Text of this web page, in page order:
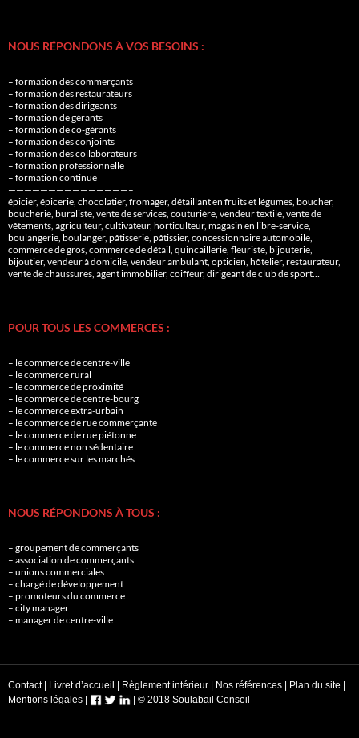
NOUS RÉPONDONS À VOS BESOINS :
– formation des commerçants
– formation des restaurateurs
– formation des dirigeants
– formation de gérants
– formation de co-gérants
– formation des conjoints
– formation des collaborateurs
– formation professionnelle
– formation continue
———————————————–
épicier, épicerie, chocolatier, fromager, détaillant en fruits et légumes, boucher,
boucherie, buraliste, vente de services, couturière, vendeur textile, vente de
vêtements, agriculteur, cultivateur, horticulteur, magasin en libre-service,
boulangerie, boulanger, pâtisserie, pâtissier, concessionnaire automobile,
commerce de gros, commerce de détail, quincaillerie, fleuriste, bijouterie,
bijoutier, vendeur à domicile, vendeur ambulant, opticien, hôtelier, restaurateur,
vente de chaussures, agent immobilier, coiffeur, dirigeant de club de sport…
POUR TOUS LES COMMERCES :
– le commerce de centre-ville
– le commerce rural
– le commerce de proximité
– le commerce de centre-bourg
– le commerce extra-urbain
– le commerce de rue commerçante
– le commerce de rue piétonne
– le commerce non sédentaire
– le commerce sur les marchés
NOUS RÉPONDONS À TOUS :
– groupement de commerçants
– association de commerçants
– unions commerciales
– chargé de développement
– promoteurs du commerce
– city manager
– manager de centre-ville
Contact| Livret d’accueil Règlement intérieur Nos références Plan du site
Mentions légales
© 2018 Soulabail Conseil